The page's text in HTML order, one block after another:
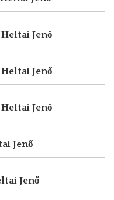
Heltai Jenő
Heltai Jenő
Heltai Jenő
Jenő
Jenő